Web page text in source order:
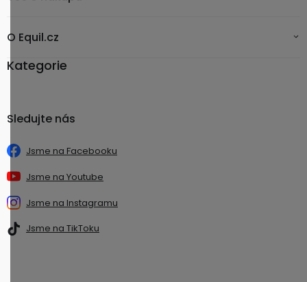
O Equil.cz
Kategorie
Sledujte nás
Jsme na Facebooku
Jsme na Youtube
Jsme na Instagramu
Jsme na TikToku